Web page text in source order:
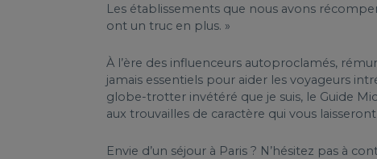
Les établissements que nous avons
ont un truc en plus. »
À l’ère des influenceurs autoproclamés,
jamais essentiels pour aider les voyageurs
globe-trotter invétéré que je suis, le Guide
aux trouvailles de caractère qui vous
Envie d’un séjour à Paris ? N’hésitez pas à